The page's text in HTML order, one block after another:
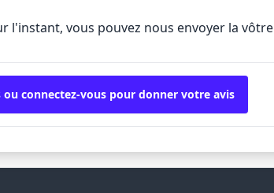
l'instant, vous pouvez nous envoyer la vôtre
ou connectez-vous pour donner votre avis